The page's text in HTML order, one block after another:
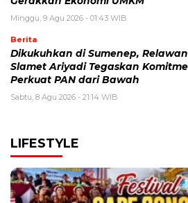
Minggu, 9 Agu 2026 - 01:43 WIB
Berita
Dikukuhkan di Sumenep, Relawan
Slamet Ariyadi Tegaskan
Perkuat PAN dari Bawah
Sabtu, 8 Agu 2026 - 21:14 WIB
LIFESTYLE